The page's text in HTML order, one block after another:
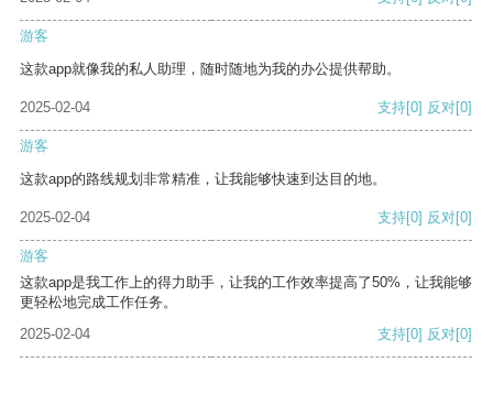
游客
这款app就像我的私人助理，随时随地为我的办公提供帮助。
2025-02-04 支持[0] 反对[0]
游客
这款app的路线规划非常精准，让我能够快速到达目的地。
2025-02-04 支持[0] 反对[0]
游客
这款app是我工作上的得力助手，让我的工作效率提高了50%，让我能够
更轻松地完成工作任务。
2025-02-04
支持[0] 反对[0]